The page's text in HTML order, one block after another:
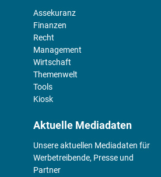
Assekuranz
Finanzen
Recht
Management
Wirtschaft
Themenwelt
Tools
Kiosk
Aktuelle Mediadaten
Unsere aktuellen Mediadaten für
Werbetreibende, Presse und
Partner